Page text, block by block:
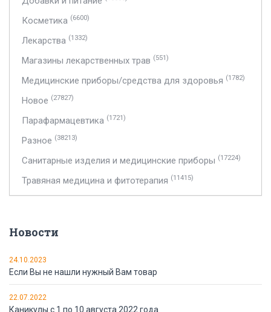
Косметика (6600)
Лекарства (1332)
Магазины лекарственных трав (551)
Медицинские приборы/средства для здоровья (1782)
Новое (27827)
Парафармацевтика (1721)
Разное (38213)
Санитарные изделия и медицинские приборы (17224)
Травяная медицина и фитотерапия (11415)
Новости
24.10.2023
Если Вы не нашли нужный Вам товар
22.07.2022
Каникулы с 1 по 10 августа 2022 года